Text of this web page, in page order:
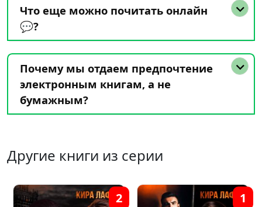
Что еще можно почитать онлайн
💬?
Почему мы отдаем предпочтение
электронным книгам, а не
бумажным?
Другие книги из серии
3 2